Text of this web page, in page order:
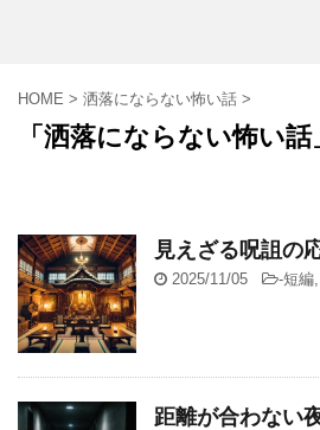
HOME > 洒落にならない怖い話 >
「洒落にならない怖い
見えざる呪詛の
2025/11/05 -短編,
距離が合わない